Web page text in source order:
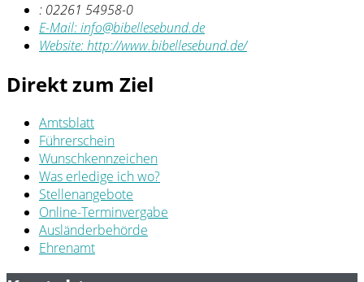
: 02261 54958-0
E-Mail:info@bibellesebund.de
Website:http://www.bibellesebund.de/
Direkt zum Ziel
Amtsblatt
Führerschein
Wunschkennzeichen
Was erledige ich wo?
Stellenangebote
Online-Terminvergabe
Ausländerbehörde
Ehrenamt